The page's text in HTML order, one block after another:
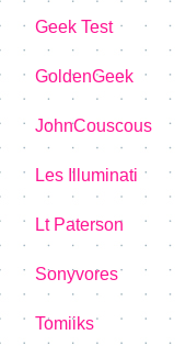
Geek Test
GoldenGeek
JohnCouscous
Les Illuminati
Lt Paterson
Sonyvores
Tomiiks